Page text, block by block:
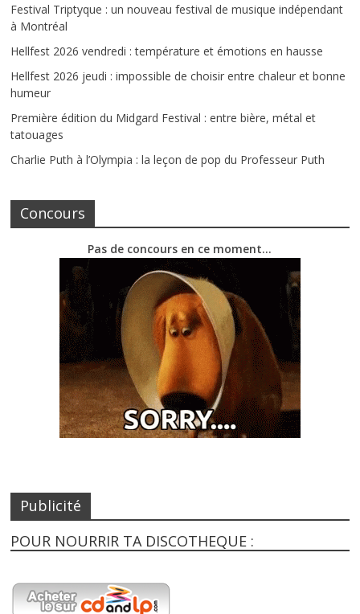
Festival Triptyque : un nouveau festival de musique indépendant
à Montréal
Hellfest 2026 vendredi : température et émotions en hausse
Hellfest 2026 jeudi : impossible de choisir entre chaleur et bonne
humeur
Première édition du Midgard Festival : entre bière, métal et
tatouages
Charlie Puth à l’Olympia : la leçon de pop du Professeur Puth
Concours
Pas de concours en ce moment…
Publicité
POUR NOURRIR TA DISCOTHEQUE :